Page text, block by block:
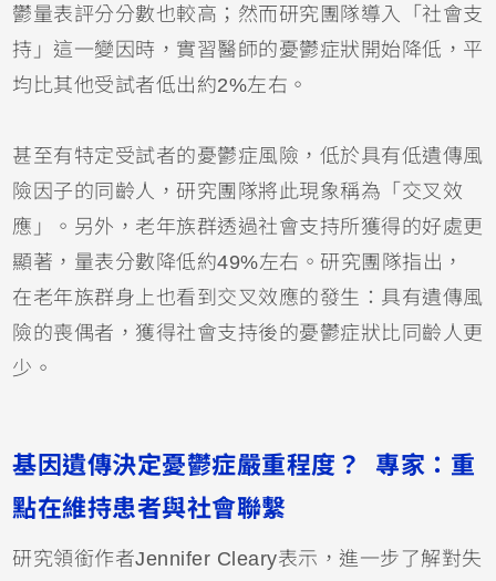
鬱量表評分分數也較高；然而研究團隊導入「社會支
持」這一變因時，實習醫師的憂鬱症狀開始降低，平
均比其他受試者低出約2%左右。
甚至有特定受試者的憂鬱症風險，低於具有低遺傳風
險因子的同齡人，研究團隊將此現象稱為「交叉效
應」。另外，老年族群透過社會支持所獲得的好處更
顯著，量表分數降低約49%左右。研究團隊指出，
在老年族群身上也看到交叉效應的發生：具有遺傳風
險的喪偶者，獲得社會支持後的憂鬱症狀比同齡人更
少。
基因遺傳決定憂鬱症嚴重程度？ 專家：重
點在維持患者與社會聯繫
研究領銜作者Jennifer Cleary表示，進一步了解對失